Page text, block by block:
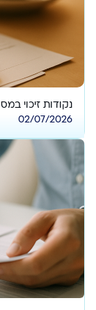
נקודות זיכוי
02/07/2026